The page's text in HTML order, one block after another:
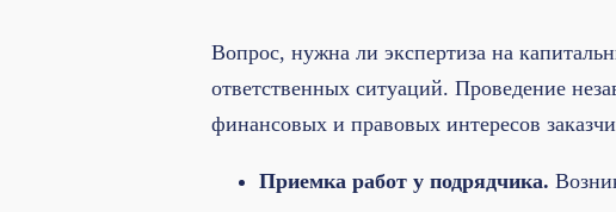
Вопрос, нужна ли экспертиза на
ответственных ситуаций. Проведение
финансовых и правовых интересов
Приемка работ у подрядчика.